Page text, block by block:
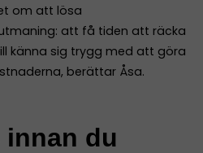
om att lösa
att få tiden att räcka
känna sig trygg med att göra
berättar Åsa.
innan du